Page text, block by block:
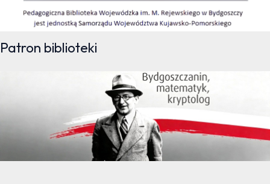
Patron biblioteki